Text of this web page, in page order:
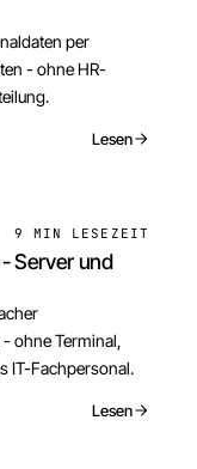
per
- ohne HR-
Lesen
9 MIN LESEZEIT
Server und
ohne Terminal,
IT-Fachpersonal.
Lesen